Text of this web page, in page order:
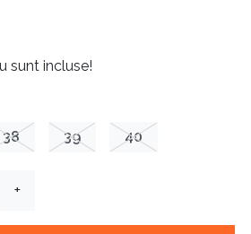
sunt incluse!
38 39 40
+